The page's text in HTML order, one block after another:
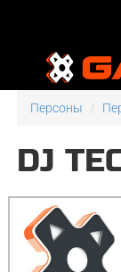
Персоны
DJ